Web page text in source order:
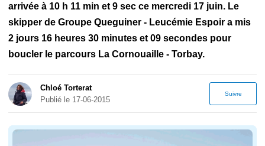
arrivée à 10 h 11 min et 9 sec ce mercredi 17 juin. Le
skipper de Groupe Queguiner - Leucémie Espoir a mis
2 jours 16 heures 30 minutes et 09 secondes pour
boucler le parcours La Cornouaille - Torbay.
Chloé Torterat
Publié le 17-06-2015
Suivre